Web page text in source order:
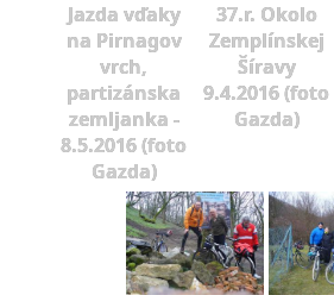
Jazda vďaky
na Pirnagov
vrch,
partizánska
zemljanka -
8.5.2016 (foto
Gazda)
37.r. Okolo
Zemplínskej
Šíravy
9.4.2016 (foto
Gazda)